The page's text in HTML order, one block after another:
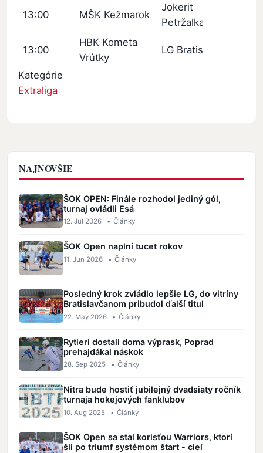
13:00 MŠK Kežmarok
Jokerit
Petržalka
13:00
HBK Kometa
Vrútky
LG Bratislava
Kategórie
Extraliga
NAJNOVŠIE
ŠOK OPEN: Finále rozhodol jediný gól,
turnaj ovládli Esá
12. Jul 2026 • Články
ŠOK Open naplní tucet rokov
11. Jun 2026 • Články
Posledný krok zvládlo lepšie LG, do vitríny
Bratislavčanom pribudol ďalší titul
22. May 2026 • Články
Rytieri dostali doma výprask, Poprad
prehajdákal náskok
28. Sep 2025 • Články
Nitra bude hostiť jubilejný dvadsiaty ročník
turnaja hokejových fanklubov
10. Aug 2025 • Články
ŠOK Open sa stal korisťou Warriors, ktorí
šli po triumf systémom štart - cieľ